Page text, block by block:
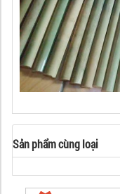
Sản phẩm cùng loại